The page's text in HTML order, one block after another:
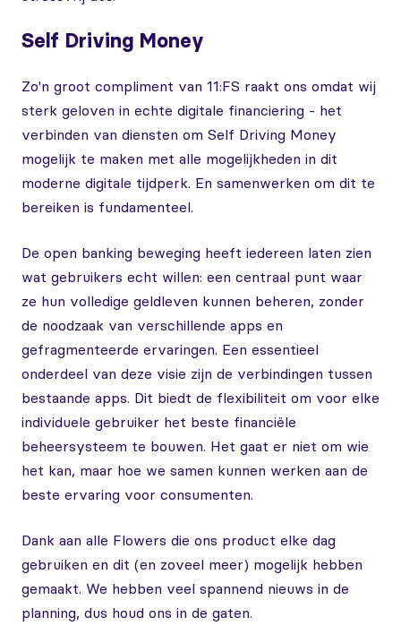
Self Driving Money
Zo'n groot compliment van 11:FS raakt ons omdat wij
sterk geloven in echte digitale financiering - het
verbinden van diensten om Self Driving Money
mogelijk te maken met alle mogelijkheden in dit
moderne digitale tijdperk. En samenwerken om dit te
bereiken is fundamenteel.
De open banking beweging heeft iedereen laten zien
wat gebruikers echt willen: een centraal punt waar
ze hun volledige geldleven kunnen beheren, zonder
de noodzaak van verschillende apps en
gefragmenteerde ervaringen. Een essentieel
onderdeel van deze visie zijn de verbindingen tussen
bestaande apps. Dit biedt de flexibiliteit om voor elke
individuele gebruiker het beste financiële
beheersysteem te bouwen. Het gaat er niet om wie
het kan, maar hoe we samen kunnen werken aan de
beste ervaring voor consumenten.
Dank aan alle Flowers die ons product elke dag
gebruiken en dit (en zoveel meer) mogelijk hebben
gemaakt. We hebben veel spannend nieuws in de
planning, dus houd ons in de gaten.